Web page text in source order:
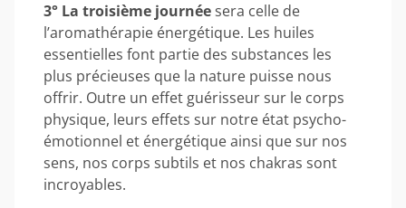
3° La troisième journéesera celle de
l’aromathérapie énergétique. Les huiles
essentielles font partie des substances les
plus précieuses que la nature puisse nous
offrir. Outre un effet guérisseur sur le corps
physique, leurs effets sur notre état psycho-
émotionnel et énergétique ainsi que sur nos
sens, nos corps subtils et nos chakras sont
incroyables.